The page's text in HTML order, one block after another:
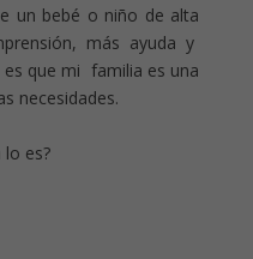
un bebé o niño de alta
más ayuda y
que mi familia es una
necesidades.
es?